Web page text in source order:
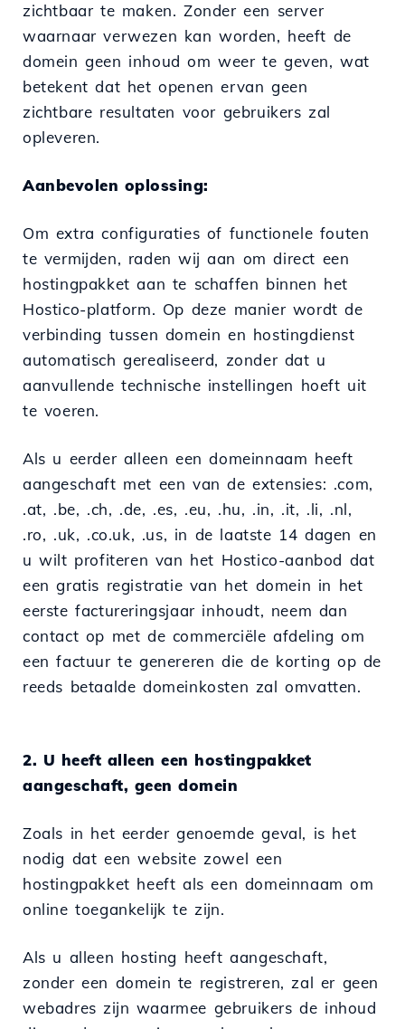
zichtbaar te maken. Zonder een server
waarnaar verwezen kan worden, heeft de
domein geen inhoud om weer te geven, wat
betekent dat het openen ervan geen
zichtbare resultaten voor gebruikers zal
opleveren.
Aanbevolen oplossing:
Om extra configuraties of functionele fouten
te vermijden, raden wij aan om direct een
hostingpakket aan te schaffen binnen het
Hostico-platform. Op deze manier wordt de
verbinding tussen domein en hostingdienst
automatisch gerealiseerd, zonder dat u
aanvullende technische instellingen hoeft uit
te voeren.
Als u eerder alleen een domeinnaam heeft
aangeschaft met een van de extensies: .com,
.at, .be, .ch, .de, .es, .eu, .hu, .in, .it, .li, .nl,
.ro, .uk, .co.uk, .us, in de laatste 14 dagen en
u wilt profiteren van het Hostico-aanbod dat
een gratis registratie van het domein in het
eerste factureringsjaar inhoudt, neem dan
contact op met de commerciële afdeling om
een factuur te genereren die de korting op de
reeds betaalde domeinkosten zal omvatten.
2. U heeft alleen een hostingpakket
aangeschaft, geen domein
Zoals in het eerder genoemde geval, is het
nodig dat een website zowel een
hostingpakket heeft als een domeinnaam om
online toegankelijk te zijn.
Als u alleen hosting heeft aangeschaft,
zonder een domein te registreren, zal er geen
webadres zijn waarmee gebruikers de inhoud